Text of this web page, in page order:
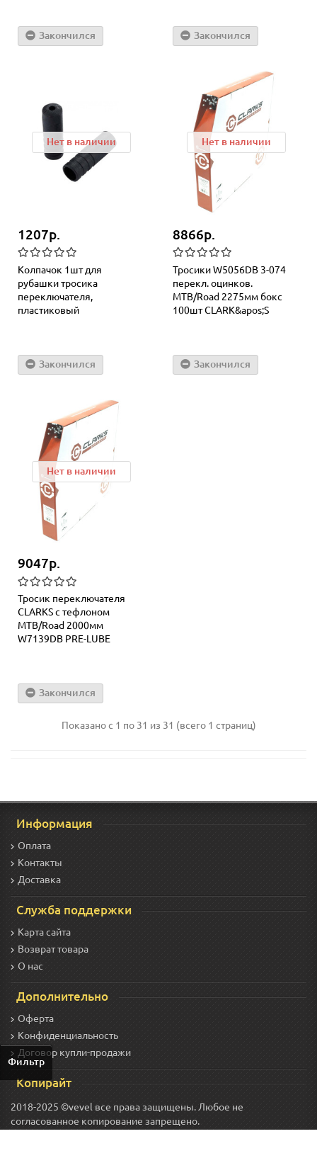
Закончился Закончился
Нет в наличии
1207р.
Колпачoк 1шт для
рубашки тросика
переключателя,
пластиковый
Закончился
Нет в наличии
8866р.
Тросики W5056DB 3-074
перекл. оцинков.
MTB/Road 2275мм бокс
100шт СLARK&apos;S
Закончился
Нет в наличии
9047р.
Тросик переключателя
СLARKS с тефлоном
МТВ/Road 2000мм
W7139DB PRE-LUBE
Закончился
Показано с 1 по 31 из 31 (всего 1 страниц)
Информация
Оплата
Контакты
Доставка
Служба поддержки
Карта сайта
Возврат товара
О нас
Дополнительно
Оферта
Конфиденциальность
Договор купли-продажи
Копирайт
2018-2025 ©vevel все права защищены. Любое не
согласованное копирование запрещено.
Фильтр